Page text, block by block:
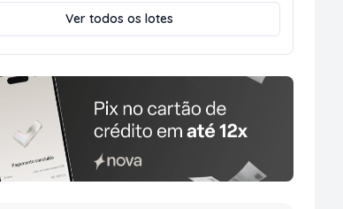
Ver todos os lotes